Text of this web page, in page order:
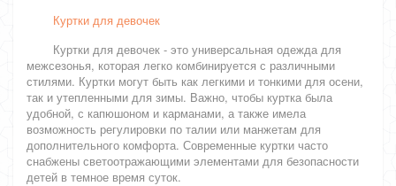
Куртки для девочек
Куртки для девочек - это универсальная одежда для
межсезонья, которая легко комбинируется с различными
стилями. Куртки могут быть как легкими и тонкими для осени,
так и утепленными для зимы. Важно, чтобы куртка была
удобной, с капюшоном и карманами, а также имела
возможность регулировки по талии или манжетам для
дополнительного комфорта. Современные куртки часто
снабжены светоотражающими элементами для безопасности
детей в темное время суток.